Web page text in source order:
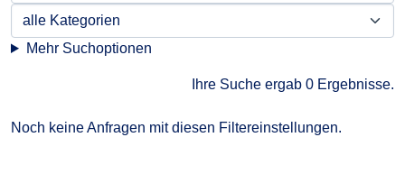
Mehr Suchoptionen
Ihre Suche ergab 0 Ergebnisse.
Noch keine Anfragen mit diesen Filtereinstellungen.